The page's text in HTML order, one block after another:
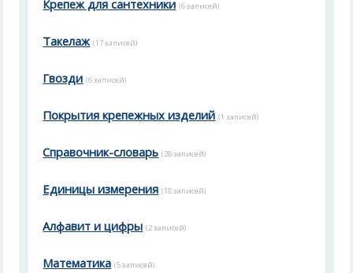
Крепеж для сантехники (6 записей)
Такелаж (17 записей)
Гвозди (6 записей)
Покрытия крепежных изделий (1 записей)
Справочник-словарь (28 записей)
Единицы измерения (18 записей)
Алфавит и цифры (2 записей)
Математика (5 записей)